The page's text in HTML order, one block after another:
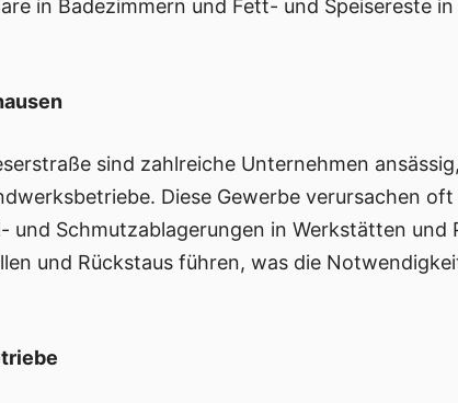
in Badezimmern und Fett- und Speisereste
sind zahlreiche Unternehmen
Diese Gewerbe verursachen
und Schmutzablagerungen in Werkstätten
und Rückstaus führen, was die